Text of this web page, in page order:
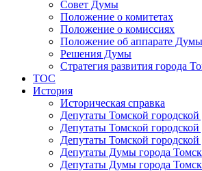
Совет Думы
Положение о комитетах
Положение о комиссиях
Положение об аппарате Думы
Решения Думы
Стратегия развития города
ТОС
История
Историческая справка
Депутаты Томской
Депутаты Томской
Депутаты Томской
Депутаты Думы города
Депутаты Думы города